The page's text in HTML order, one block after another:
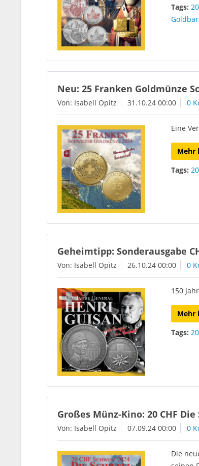
Tags:
Neu: 25 Franken Goldmünze
Von: Isabell Opitz 31.10.24 00:00 0
Eine
Mehr
Tags:
Geheimtipp: Sonderausgabe
Von: Isabell Opitz 26.10.24 00:00 0
150
Mehr
Tags:
Großes Münz-Kino: 20 CHF
Von: Isabell Opitz 07.09.24 00:00 0
Die